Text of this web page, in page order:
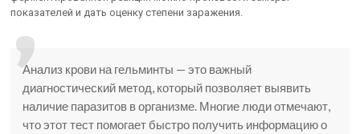
показателей и дать оценку степени заражения.
Анализ крови на гельминты — это важный
диагностический метод, который позволяет выявить
наличие паразитов в организме. Многие люди отмечают,
что этот тест помогает быстро получить информацию о